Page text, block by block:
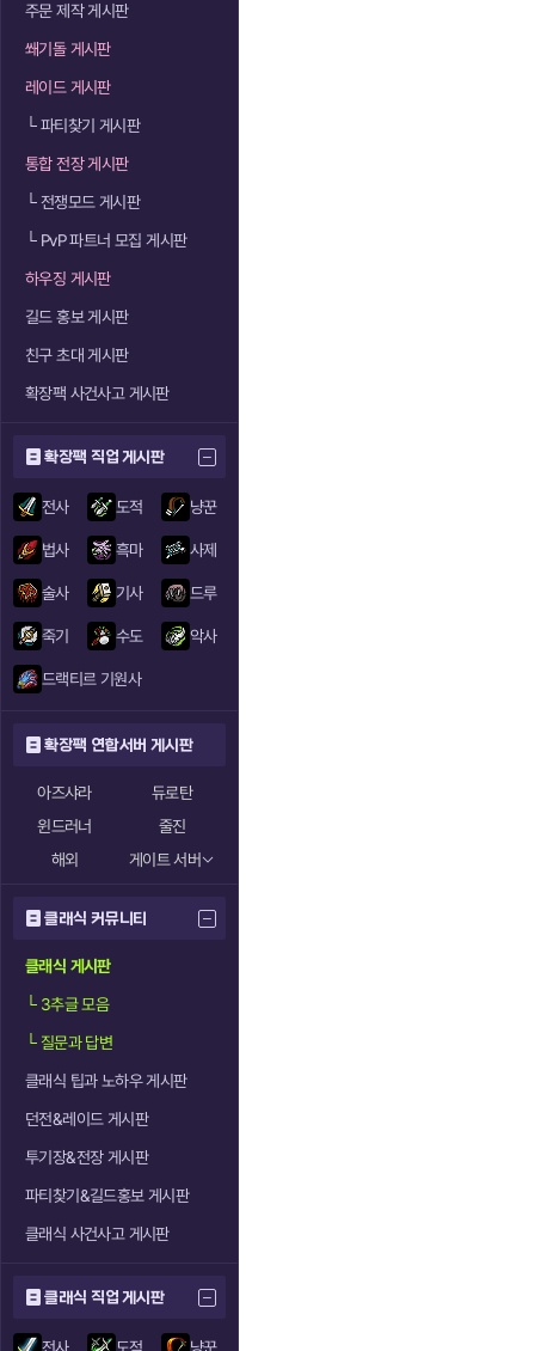
주문 제작 게시판
쐐기돌 게시판
레이드 게시판
└파티찾기 게시판
통합 전장 게시판
└전쟁모드 게시판
└PvP 파트너 모집 게시판
하우징 게시판
길드 홍보 게시판
친구 초대 게시판
확장팩 사건사고 게시판
확장팩 직업 게시판
전사 도적 냥꾼
법사 흑마 사제
술사 기사 드루
죽기 수도 악사
드랙티르 기원사
확장팩 연합서버 게시판
아즈샤라
듀로탄
윈드러너
줄진
해외
게이트 서버
클래식 커뮤니티
클래식 게시판
└3추글 모음
└질문과 답변
클래식 팁과 노하우 게시판
던전&레이드 게시판
투기장&전장 게시판
파티찾기&길드홍보 게시판
클래식 사건사고 게시판
클래식 직업 게시판